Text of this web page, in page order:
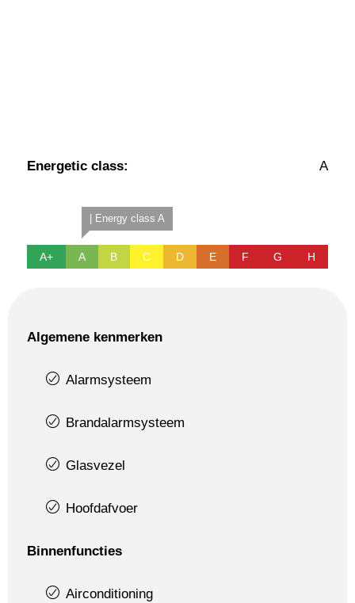
Energetic class: A
A+
| Energy class A
A B C D E F G H
Algemene kenmerken
Alarmsysteem
Brandalarmsysteem
Glasvezel
Hoofdafvoer
Binnenfuncties
Airconditioning